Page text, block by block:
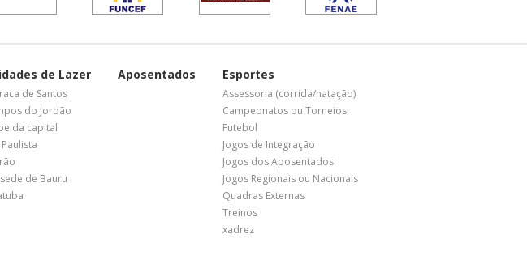
de Lazer
de Santos
do Jordão
da capital
Paulista
de Bauru
Aposentados Esportes
Assessoria (corrida/natação)
Campeonatos ou Torneios
Futebol
Jogos de Integração
Jogos dos Aposentados
Jogos Regionais ou Nacionais
Quadras Externas
Treinos
xadrez